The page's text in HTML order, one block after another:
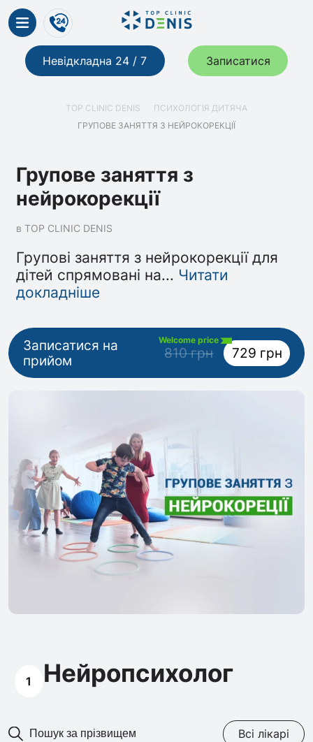
Невідкладна 24 / 7 Записатися
TOP CLINIC DENIS
ПСИХОЛОГІЯ ДИТЯЧА
ГРУПОВЕ ЗАНЯТТЯ З НЕЙРОКОРЕКЦІЇ
Групове заняття з
нейрокорекції
в TOP CLINIC DENIS
Групові заняття з нейрокорекції для
дітей спрямовані на... Читати
докладніше
Записатися на
прийом
Welcome price
810 грн 729 грн
Нейропсихолог
1
Всі лікарі